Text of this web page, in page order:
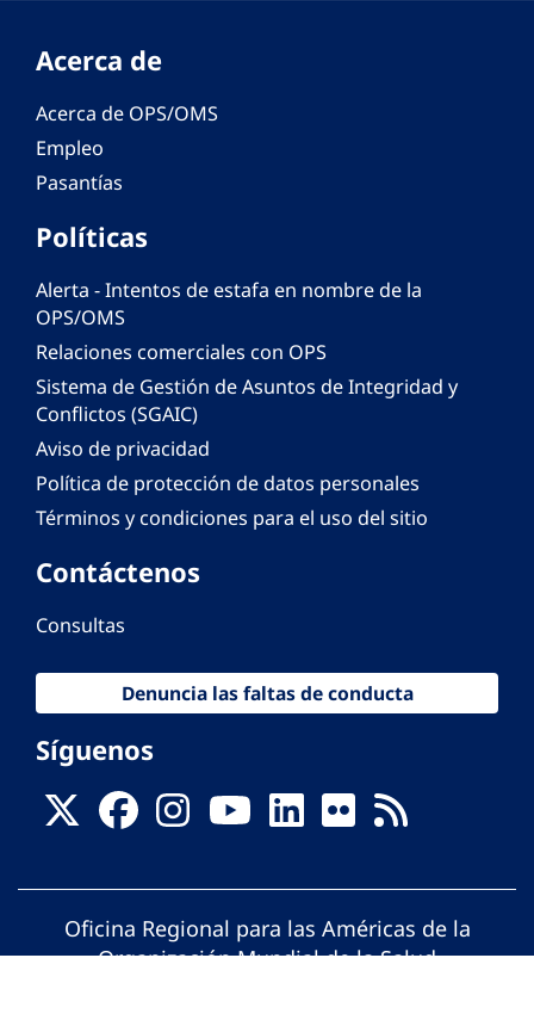
Acerca de
Acerca de OPS/OMS
Empleo
Pasantías
Políticas
Alerta - Intentos de estafa en nombre de la
OPS/OMS
Relaciones comerciales con OPS
Sistema de Gestión de Asuntos de Integridad y
Conflictos (SGAIC)
Aviso de privacidad
Política de protección de datos personales
Términos y condiciones para el uso del sitio
Contáctenos
Consultas
Denuncia las faltas de conducta
Síguenos
Oficina Regional para las Américas de la
Organización Mundial de la Salud